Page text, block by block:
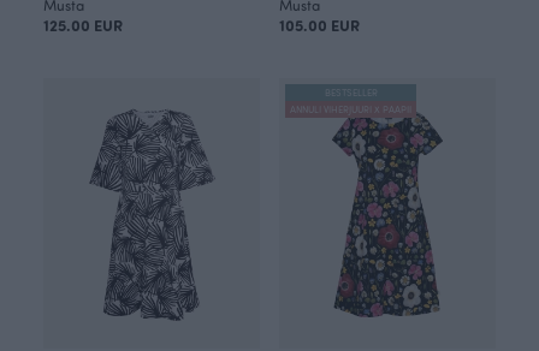
Musta
125.00 EUR
Musta
105.00 EUR
BESTSELLER
ANNULI VIHERJUURI X PAAPII